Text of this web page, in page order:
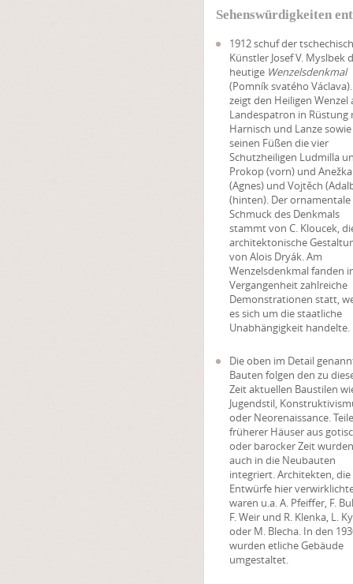
Sehenswürdigkeiten
1912 schuf der
Künstler Josef V. Myslbek
heutige Wenzelsdenkmal
(Pomník svatého Václava).
zeigt den Heiligen Wenzel
Landespatron in Rüstung
Harnisch und Lanze
seinen Füßen die vier
Schutzheiligen Ludmilla
Prokop (vorn) und Anežka
(Agnes) und Vojtěch
(hinten). Der ornamentale
Schmuck des Denkmals
stammt von C. Kloucek,
architektonische
von Alois Dryák. Am
Wenzelsdenkmal fanden
Vergangenheit zahlreiche
Demonstrationen statt,
es sich um die staatliche
Unabhängigkeit handelte.
Die oben im Detail
Bauten folgen den zu
Zeit aktuellen Baustilen
Jugendstil,
oder Neorenaissance. Teile
früherer Häuser aus
oder barocker Zeit wurden
auch in die Neubauten
integriert. Architekten, die
Entwürfe hier
waren u.a. A. Pfeiffer, F.
F. Weir und R. Klenka, L.
oder M. Blecha. In den
wurden etliche Gebäude
umgestaltet.